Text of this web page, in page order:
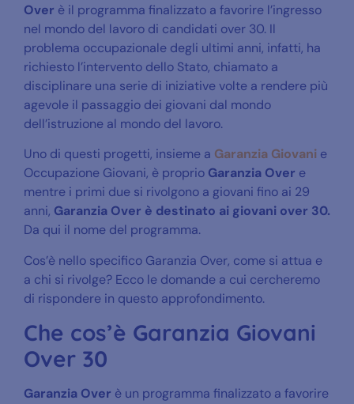
Over è il programma finalizzato a favorire l’ingresso
nel mondo del lavoro di candidati over 30. Il
problema occupazionale degli ultimi anni, infatti, ha
richiesto l’intervento dello Stato, chiamato a
disciplinare una serie di iniziative volte a rendere più
agevole il passaggio dei giovani dal mondo
dell’istruzione al mondo del lavoro.
Uno di questi progetti, insieme a Garanzia Giovani e
Occupazione Giovani, è proprio Garanzia Over e
mentre i primi due si rivolgono a giovani fino ai 29
anni, Garanzia Over è destinato ai giovani over 30.
Da qui il nome del programma.
Cos’è nello specifico Garanzia Over, come si attua e
a chi si rivolge? Ecco le domande a cui cercheremo
di rispondere in questo approfondimento.
Che cos’è Garanzia Giovani
Over 30
Garanzia Over è un programma finalizzato a favorire